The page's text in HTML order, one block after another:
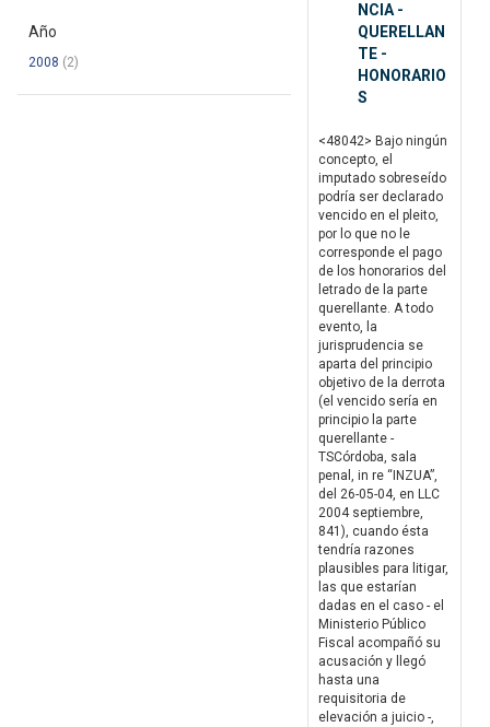
Año
2008 (2)
NCIA -
QUERELLAN
TE -
HONORARIO
S
<48042> Bajo ningún
concepto, el
imputado sobreseído
podría ser declarado
vencido en el pleito,
por lo que no le
corresponde el pago
de los honorarios del
letrado de la parte
querellante. A todo
evento, la
jurisprudencia se
aparta del principio
objetivo de la derrota
(el vencido sería en
principio la parte
querellante -
TSCórdoba, sala
penal, in re “INZUA”,
del 26-05-04, en LLC
2004 septiembre,
841), cuando ésta
tendría razones
plausibles para litigar,
las que estarían
dadas en el caso - el
Ministerio Público
Fiscal acompañó su
acusación y llegó
hasta una
requisitoria de
elevación a juicio -,